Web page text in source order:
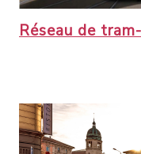
Réseau de